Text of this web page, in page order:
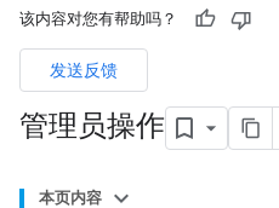
该内容对您有帮助吗？
发送反馈
管理员操作
本页内容